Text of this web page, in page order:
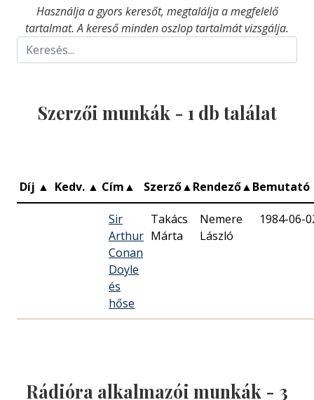
Használja a gyors keresőt, megtalálja a megfelelő
tartalmat. A kereső minden oszlop tartalmát vizsgálja.
Szerzői munkák - 1 db találat
Díj ▲ Kedv. ▲ Cím▲ Szerző▲Rendező▲Bemutató
Sir
Arthur
Conan
Doyle
és
hőse
Takács
Márta
Nemere
László
1984-06-
Rádióra alkalmazói munkák - 3